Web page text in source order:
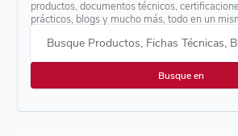
productos, documentos técnicos,
prácticos, blogs y mucho más, todo en un
Busque Productos, Fichas Técnicas,